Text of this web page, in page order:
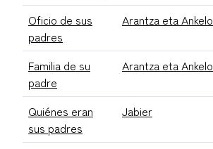
Oficio de sus
padres
Arantza eta Ankelo
Familia de su
padre
Arantza eta Ankelo
Quiénes eran
sus padres
Jabier